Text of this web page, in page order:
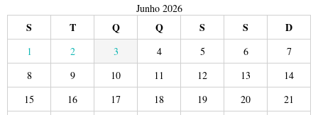
Junho 2026
S T Q Q S S D
1 2 3 4 5 6
7
8
9 10 11 12 13
14
15
16 17 18 19 20
21